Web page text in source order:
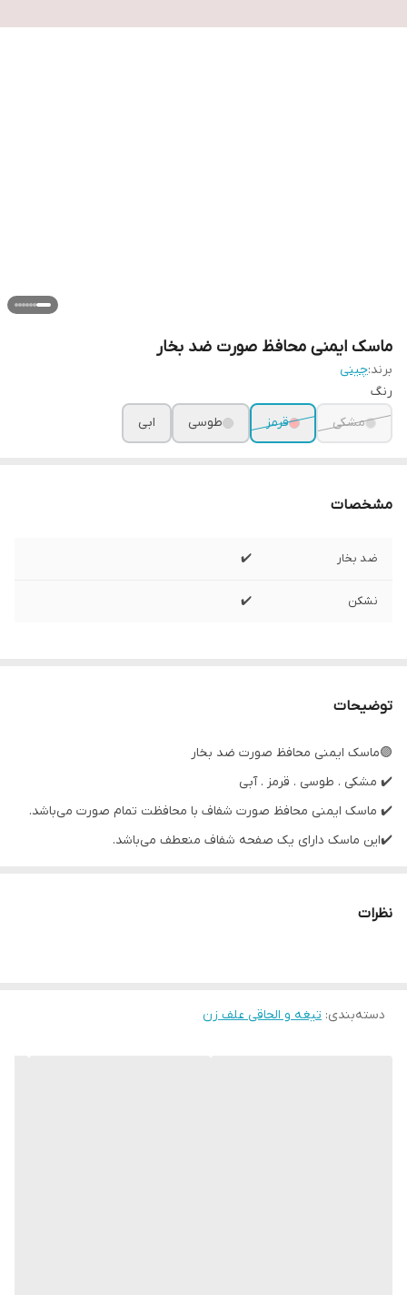
ماسک ایمنی محافظ صورت ضد بخار
برند:چینی
رنگ
مشکی
قرمز طوسی ابی
مشخصات
ضد بخار ✔️
نشکن ✔️
توضیحات
🟣ماسک ایمنی محافظ صورت ضد بخار
✔️ مشکی . طوسی . قرمز . آبی
✔️ ماسک ایمنی محافظ صورت شفاف با محافظت تمام صورت می‌باشد.
✔️این ماسک دارای یک صفحه شفاف منعطف می‌باشد.
(حتی در سرمای بالا) مقاوم است.
سمپاشی استفاده نمود.
نظرات
دسته‌بندی: تیغه و الحاقی علف زن